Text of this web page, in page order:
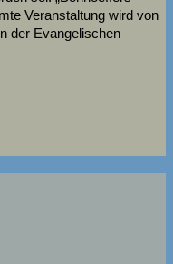
Veranstaltung wird von
der Evangelischen